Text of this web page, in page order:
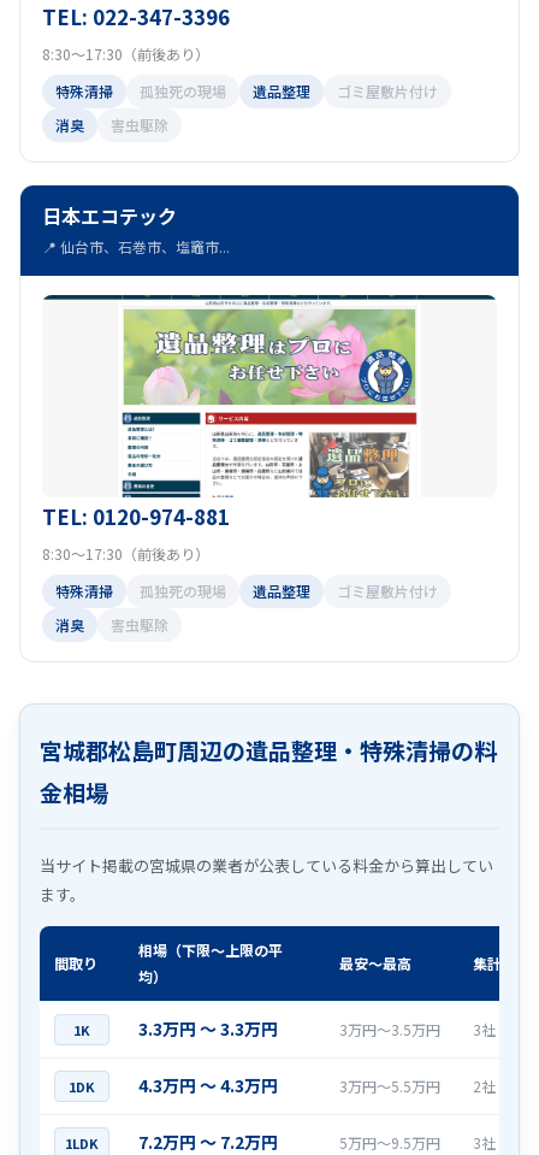
TEL: 022-347-3396
8:30～17:30（前後あり）
特殊清掃
孤独死の現場 遺品整理
ゴミ屋敷片付け
消臭
害虫駆除
日本エコテック
📍 仙台市、石巻市、塩竈市...
TEL: 0120-974-881
8:30～17:30（前後あり）
特殊清掃
孤独死の現場 遺品整理
ゴミ屋敷片付け
消臭
害虫駆除
宮城郡松島町周辺の遺品整理・特殊清掃の料
金相場
当サイト掲載の宮城県の業者が公表している料金から算出してい
ます。
間取り
相場（下限〜上限の平
均）
最安〜最高 集計社数
1K 3.3万円 〜 3.3万円 3万円〜3.5万円 3社
1DK 4.3万円 〜 4.3万円 3万円〜5.5万円 2社
1LDK 7.2万円 〜 7.2万円 5万円〜9.5万円 3社